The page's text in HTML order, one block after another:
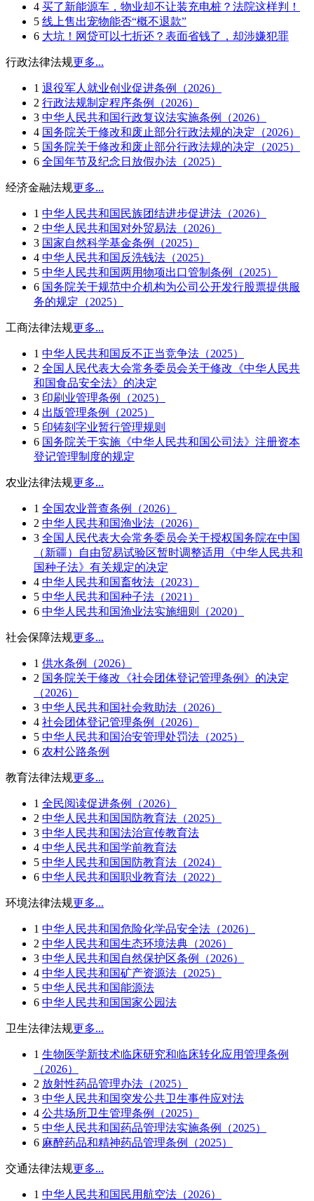
4 买了新能源车，物业却不让装充电桩？法院这样判！
5 线上售出宠物能否“概不退款”
6 大坑！网贷可以七折还？表面省钱了，却涉嫌犯罪
行政法律法规更多...
1 退役军人就业创业促进条例（2026）
2 行政法规制定程序条例（2026）
3 中华人民共和国行政复议法实施条例（2026）
4 国务院关于修改和废止部分行政法规的决定（2026）
5 国务院关于修改和废止部分行政法规的决定（2025）
6 全国年节及纪念日放假办法（2025）
经济金融法规更多...
1 中华人民共和国民族团结进步促进法（2026）
2 中华人民共和国对外贸易法（2026）
3 国家自然科学基金条例（2025）
4 中华人民共和国反洗钱法（2025）
5 中华人民共和国两用物项出口管制条例（2025）
6 国务院关于规范中介机构为公司公开发行股票提供服
务的规定（2025）
工商法律法规更多...
1 中华人民共和国反不正当竞争法（2025）
2 全国人民代表大会常务委员会关于修改《中华人民共
和国食品安全法》的决定
3 印刷业管理条例（2025）
4 出版管理条例（2025）
5 印铸刻字业暂行管理规则
6 国务院关于实施《中华人民共和国公司法》注册资本
登记管理制度的规定
农业法律法规更多...
1 全国农业普查条例（2026）
2 中华人民共和国渔业法（2026）
3 全国人民代表大会常务委员会关于授权国务院在中国
（新疆）自由贸易试验区暂时调整适用《中华人民共和
国种子法》有关规定的决定
4 中华人民共和国畜牧法（2023）
5 中华人民共和国种子法（2021）
6 中华人民共和国渔业法实施细则（2020）
社会保障法规更多...
1 供水条例（2026）
2 国务院关于修改《社会团体登记管理条例》的决定
（2026）
3 中华人民共和国社会救助法（2026）
4 社会团体登记管理条例（2026）
5 中华人民共和国治安管理处罚法（2025）
6 农村公路条例
教育法律法规更多...
1 全民阅读促进条例（2026）
2 中华人民共和国国防教育法（2025）
3 中华人民共和国法治宣传教育法
4 中华人民共和国学前教育法
5 中华人民共和国国防教育法（2024）
6 中华人民共和国职业教育法（2022）
环境法律法规更多...
1 中华人民共和国危险化学品安全法（2026）
2 中华人民共和国生态环境法典（2026）
3 中华人民共和国自然保护区条例（2026）
4 中华人民共和国矿产资源法（2025）
5 中华人民共和国能源法
6 中华人民共和国国家公园法
卫生法律法规更多...
1 生物医学新技术临床研究和临床转化应用管理条例
（2026）
2 放射性药品管理办法（2025）
3 中华人民共和国突发公共卫生事件应对法
4 公共场所卫生管理条例（2025）
5 中华人民共和国药品管理法实施条例（2025）
6 麻醉药品和精神药品管理条例（2025）
交通法律法规更多...
1 中华人民共和国民用航空法（2026）